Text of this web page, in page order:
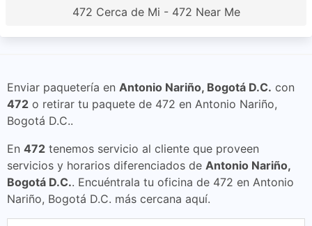
472 Cerca de Mi - 472 Near Me
Enviar paquetería en Antonio Nariño, Bogotá D.C. con
472 o retirar tu paquete de 472 en Antonio Nariño,
Bogotá D.C..
En 472 tenemos servicio al cliente que proveen
servicios y horarios diferenciados de Antonio Nariño,
Bogotá D.C.. Encuéntrala tu oficina de 472 en Antonio
Nariño, Bogotá D.C. más cercana aquí.